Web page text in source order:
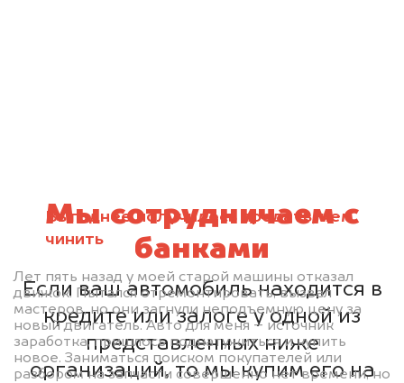
Выгоднее получилось продать, чем
чинить
Лет пять назад у моей старой машины отказал
движок. Пытался отремонтировать, вызвал
мастеров, но они загнули неподъемную цену за
новый двигатель. Авто для меня – источник
заработка, пришлось поднатужиться и купить
новое. Заниматься поиском покупателей или
разбором на запчасти совершенно нет времени, но
Мы сотрудничаем с
банками
Если ваш автомобиль находится в
кредите или залоге у одной из
представленных ниже
организаций, то мы купим его на